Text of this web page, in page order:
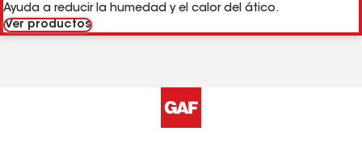
Ayuda a reducir la humedad y el calor del ático.
Ver productos